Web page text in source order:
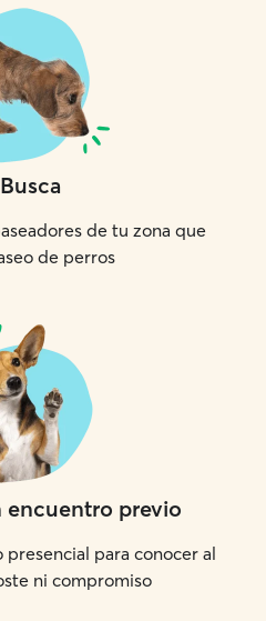
Busca
de tu zona que
de perros
encuentro previo
para conocer al
ni compromiso